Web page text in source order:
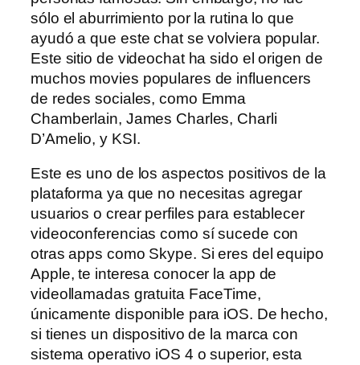
sólo el aburrimiento por la rutina lo que
ayudó a que este chat se volviera popular.
Este sitio de videochat ha sido el origen de
muchos movies populares de influencers
de redes sociales, como Emma
Chamberlain, James Charles, Charli
D’Amelio, y KSI.
Este es uno de los aspectos positivos de la
plataforma ya que no necesitas agregar
usuarios o crear perfiles para establecer
videoconferencias como sí sucede con
otras apps como Skype. Si eres del equipo
Apple, te interesa conocer la app de
videollamadas gratuita FaceTime,
únicamente disponible para iOS. De hecho,
si tienes un dispositivo de la marca con
sistema operativo iOS 4 o superior, esta